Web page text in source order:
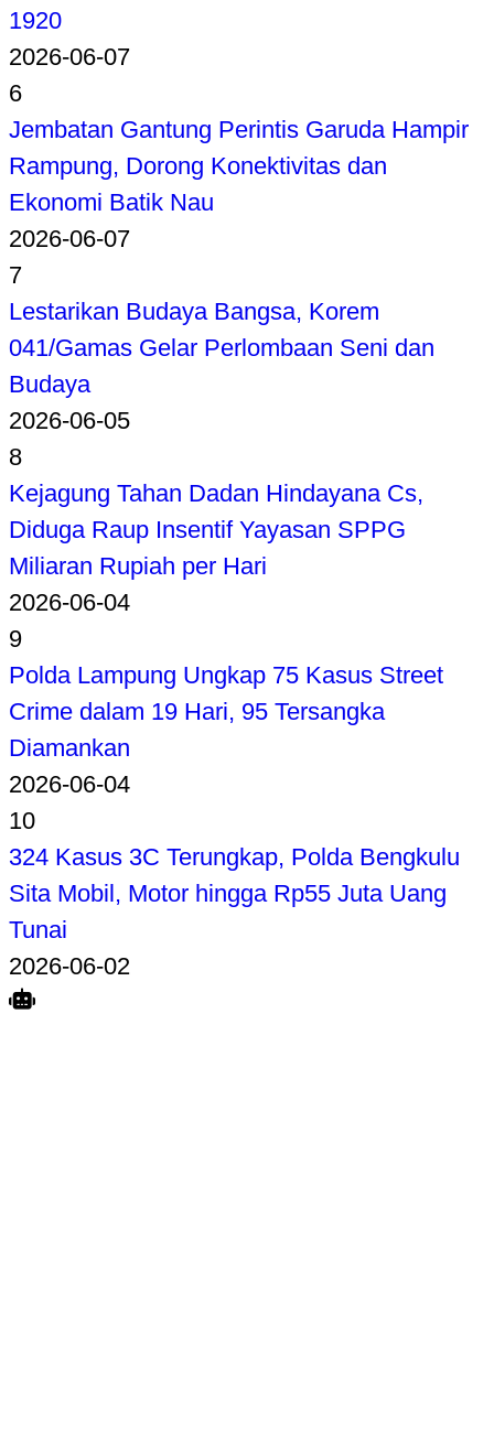
1920
2026-06-07
6
Jembatan Gantung Perintis Garuda Hampir
Rampung, Dorong Konektivitas dan
Ekonomi Batik Nau
2026-06-07
7
Lestarikan Budaya Bangsa, Korem
041/Gamas Gelar Perlombaan Seni dan
Budaya
2026-06-05
8
Kejagung Tahan Dadan Hindayana Cs,
Diduga Raup Insentif Yayasan SPPG
Miliaran Rupiah per Hari
2026-06-04
9
Polda Lampung Ungkap 75 Kasus Street
Crime dalam 19 Hari, 95 Tersangka
Diamankan
2026-06-04
10
324 Kasus 3C Terungkap, Polda Bengkulu
Sita Mobil, Motor hingga Rp55 Juta Uang
Tunai
2026-06-02